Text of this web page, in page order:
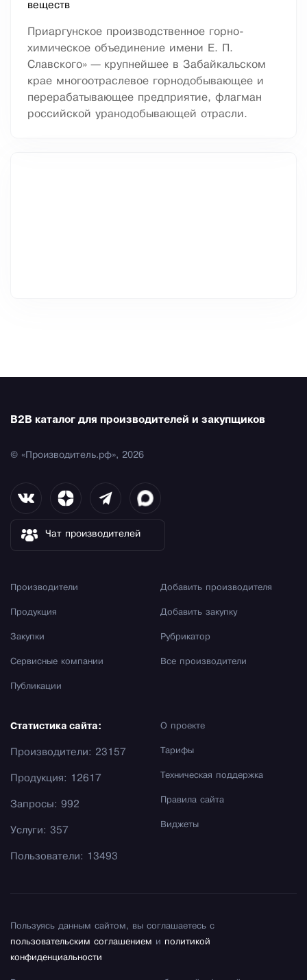
веществ
Приаргунское производственное горно-
химическое объединение имени Е. П.
Славского» — крупнейшее в Забайкальском
крае многоотраслевое горнодобывающее и
перерабатывающее предприятие, флагман
российской уранодобывающей отрасли.
B2B каталог для производителей и закупщиков
© «Производитель.рф», 2026
Чат производителей
Производители
Продукция
Закупки
Сервисные компании
Публикации
Добавить производителя
Добавить закупку
Рубрикатор
Все производители
О проекте
Тарифы
Техническая поддержка
Правила сайта
Виджеты
Статистика сайта:
Производители: 23157
Продукция: 12617
Запросы: 992
Услуги: 357
Пользователи: 13493
Пользуясь данным сайтом, вы соглашаетесь с
пользовательским соглашением и политикой
конфиденциальности